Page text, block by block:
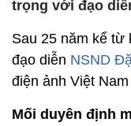
trọng với đạo
Sau 25 năm kể từ
đạo diễn NSND
điện ảnh Việt
Mối duyên định